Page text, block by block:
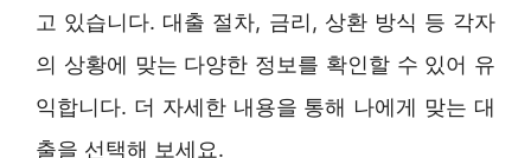
고 있습니다. 대출 절차, 금리, 상환 방식 등 각자
의 상황에 맞는 다양한 정보를 확인할 수 있어 유
익합니다. 더 자세한 내용을 통해 나에게 맞는 대
출을 선택해 보세요.